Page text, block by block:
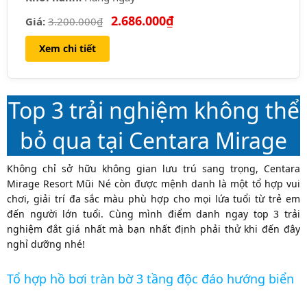
Giá: 3.200.000₫ 2.686.000₫
Xem chi tiết
Top 3 trải nghiệm không thể
bỏ qua tại Centara Mirage
Không chỉ sở hữu không gian lưu trú sang trọng, Centara
Mirage Resort Mũi Né còn được mệnh danh là một tổ hợp vui
chơi, giải trí đa sắc màu phù hợp cho mọi lứa tuổi từ trẻ em
đến người lớn tuổi. Cùng mình điểm danh ngay top 3 trải
nghiệm đắt giá nhất mà bạn nhất định phải thử khi đến đây
nghỉ dưỡng nhé!
Tổ hợp hồ bơi tràn bờ 3 tầng độc đáo hướng biển